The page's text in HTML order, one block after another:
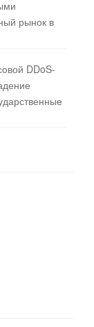
рынок в
DDoS-